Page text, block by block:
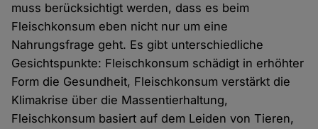
muss berücksichtigt werden, dass es beim
Fleischkonsum eben nicht nur um eine
Nahrungsfrage geht. Es gibt unterschiedliche
Gesichtspunkte: Fleischkonsum schädigt in erhöhter
Form die Gesundheit, Fleischkonsum verstärkt die
Klimakrise über die Massentierhaltung,
Fleischkonsum basiert auf dem Leiden von Tieren,